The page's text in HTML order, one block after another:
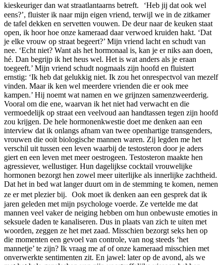
kieskeuriger dan wat straatlantaarns betreft. ‘Heb jij dat ook wel
eens?’, fluister ik naar mijn eigen vriend, terwijl we in de zitkamer
de tafel dekken en servetten vouwen. De deur naar de keuken staat
open, ik hoor hoe onze kameraad daar verwoed kruiden hakt. ‘Dat
je elke vrouw op straat begeert?’ Mijn vriend lacht en schudt van
nee. ‘Echt niet? Want als het hormonaal is, kan je er niks aan doen,
hé. Dan begrijp ik het heus wel. Het is wat anders als je eraan
toegeeft.’ Mijn vriend schudt nogmaals zijn hoofd en fluistert
ernstig: ‘Ik heb dat gelukkig niet. Ik zou het onrespectvol van mezelf
vinden. Maar ik ken wel meerdere vrienden die er ook mee
kampen.’ Hij noemt wat namen en we grijnzen samenzweerderig.
Vooral om die ene, waarvan ik het niet had verwacht en die
vermoedelijk op straat een veelvoud aan handtassen tegen zijn hoofd
zou krijgen. De hele hormonenkwestie doet me denken aan een
interview dat ik onlangs afnam van twee openhartige transgenders,
vrouwen die ooit biologische mannen waren. Zij legden me het
verschil uit tussen een leven waarbij de testosteron door je aders
giert en een leven met meer oestrogeen. Testosteron maakte hen
agressiever, wellustiger. Hun dagelijkse cocktail vrouwelijke
hormonen bezorgt hen zowel meer uiterlijke als innerlijke zachtheid.
Dat het in bed wat langer duurt om in de stemming te komen, nemen
ze er met plezier bij. Ook moet ik denken aan een gesprek dat ik
jaren geleden met mijn psychologe voerde. Ze vertelde me dat
mannen veel vaker de neiging hebben om hun onbewuste emoties in
seksuele daden te kanaliseren. Dus in plaats van zich te uiten met
woorden, zeggen ze het met zaad. Misschien bezorgt seks hen op
die momenten een gevoel van controle, van nog steeds ‘het
mannetje’ te zijn? Ik vraag me af of onze kameraad misschien met
onverwerkte sentimenten zit. En jawel: later op de avond, als we